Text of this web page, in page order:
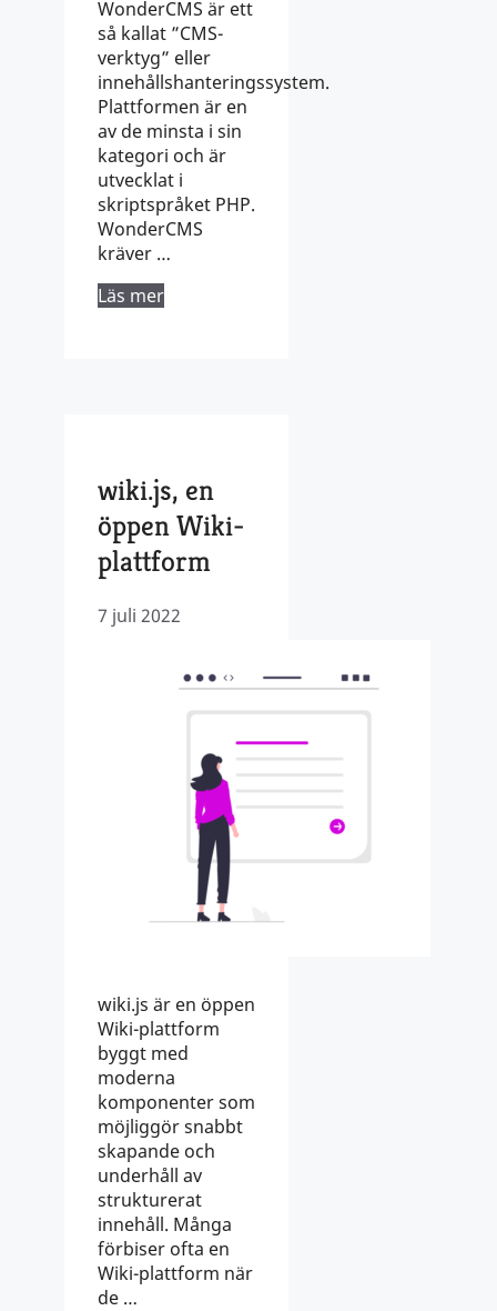
WonderCMS är ett
så kallat ”CMS-
verktyg” eller
innehållshanteringssystem.
Plattformen är en
av de minsta i sin
kategori och är
utvecklat i
skriptspråket PHP.
WonderCMS
kräver …
Läs mer
wiki.js, en
öppen Wiki-
plattform
7 juli 2022
wiki.js är en öppen
Wiki-plattform
byggt med
moderna
komponenter som
möjliggör snabbt
skapande och
underhåll av
strukturerat
innehåll. Många
förbiser ofta en
Wiki-plattform när
de …